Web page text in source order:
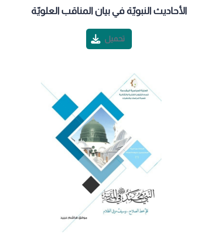
الأحاديث النبويّة في بيان المناقب العلويّة
تحميل